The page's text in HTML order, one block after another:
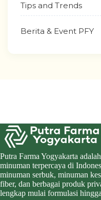
Tips and Trends
Berita & Event PFY
Putra Farma Yogyakarta
minuman terpercaya di
minuman serbuk, minuman
fiber, dan berbagai produk
lengkap mulai formulasi